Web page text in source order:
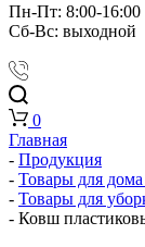
Пн-Пт: 8:00-16:00
Сб-Вс: выходной
0
Главная
- Продукция
- Товары для
- Товары для
- Ковш